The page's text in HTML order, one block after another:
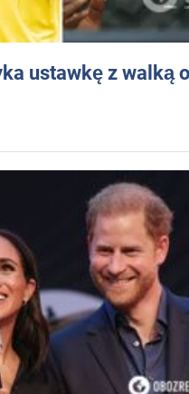
ustawkę z walką